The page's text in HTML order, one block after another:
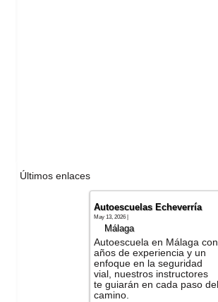
Últimos enlaces
Autoescuelas Echeverría
May 13, 2026 |
Málaga
Autoescuela en Málaga con
años de experiencia y un
enfoque en la seguridad
vial, nuestros instructores
te guiarán en cada paso del
camino.